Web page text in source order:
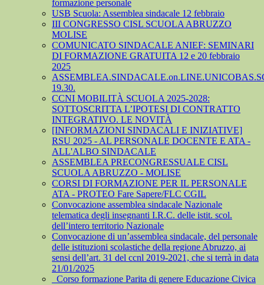
formazione personale
USB Scuola: Assemblea sindacale 12 febbraio
III CONGRESSO CISL SCUOLA ABRUZZO
MOLISE
COMUNICATO SINDACALE ANIEF: SEMINARI
DI FORMAZIONE GRATUITA 12 e 20 febbraio
2025
19.30.
CCNI MOBILITÀ SCUOLA 2025-2028:
SOTTOSCRITTA L’IPOTESI DI CONTRATTO
INTEGRATIVO. LE NOVITÀ
[INFORMAZIONI SINDACALI E INIZIATIVE]
RSU 2025 - AL PERSONALE DOCENTE E ATA -
ALL'ALBO SINDACALE
ASSEMBLEA PRECONGRESSUALE CISL
SCUOLA ABRUZZO - MOLISE
CORSI DI FORMAZIONE PER IL PERSONALE
ATA - PROTEO Fare Sapere/FLC CGIL
Convocazione assemblea sindacale Nazionale
telematica degli insegnanti I.R.C. delle istit. scol.
dell’intero territorio Nazionale
Convocazione di un’assemblea sindacale, del personale
delle istituzioni scolastiche della regione Abruzzo, ai
sensi dell’art. 31 del ccnl 2019-2021, che si terrà in data
21/01/2025
_Corso formazione Parita di genere Educazione Civica